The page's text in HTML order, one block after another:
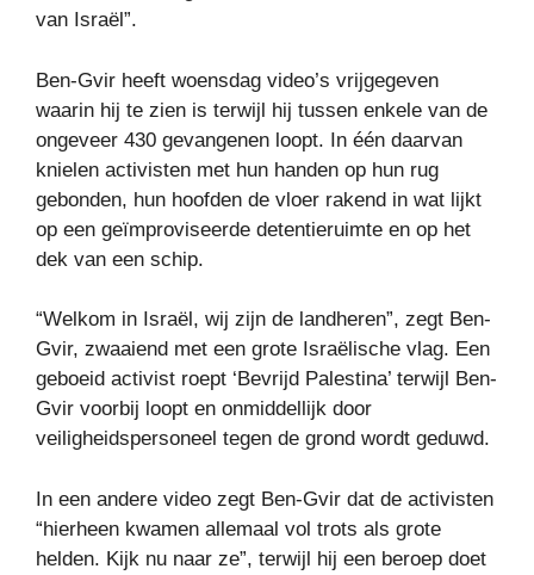
van Israël”.
Ben-Gvir heeft woensdag video’s vrijgegeven
waarin hij te zien is terwijl hij tussen enkele van de
ongeveer 430 gevangenen loopt. In één daarvan
knielen activisten met hun handen op hun rug
gebonden, hun hoofden de vloer rakend in wat lijkt
op een geïmproviseerde detentieruimte en op het
dek van een schip.
“Welkom in Israël, wij zijn de landheren”, zegt Ben-
Gvir, zwaaiend met een grote Israëlische vlag. Een
geboeid activist roept ‘Bevrijd Palestina’ terwijl Ben-
Gvir voorbij loopt en onmiddellijk door
veiligheidspersoneel tegen de grond wordt geduwd.
In een andere video zegt Ben-Gvir dat de activisten
“hierheen kwamen allemaal vol trots als grote
helden. Kijk nu naar ze”, terwijl hij een beroep doet